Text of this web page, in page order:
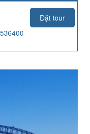
Đặt tour